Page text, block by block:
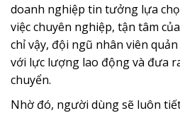
doanh nghiệp tin tưởng lựa
việc chuyên nghiệp, tận tâm
chỉ vậy, đội ngũ nhân viên
với lực lượng lao động và đưa
chuyển.
Nhờ đó, người dùng sẽ luôn